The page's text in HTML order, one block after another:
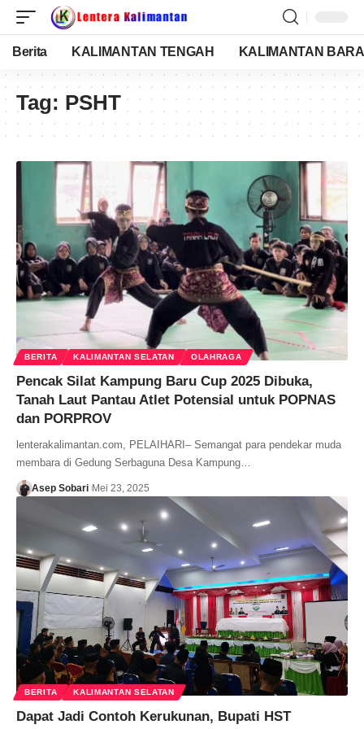
Berita KALIMANTAN TENGAH KALIMANTAN
Tag: PSHT
BERITA KALIMANTAN SELATAN OLAHRAGA
Pencak Silat Kampung Baru Cup 2025 Dibuka,
Tanah Laut Pantau Atlet Potensial untuk POPNAS
dan PORPROV
lenterakalimantan.com, PELAIHARI– Semangat para pendekar muda
membara di Gedung Serbaguna Desa Kampung…
Asep Sobari Mei 23, 2025
BERITA KALIMANTAN SELATAN
Dapat Jadi Contoh Kerukunan, Bupati HST